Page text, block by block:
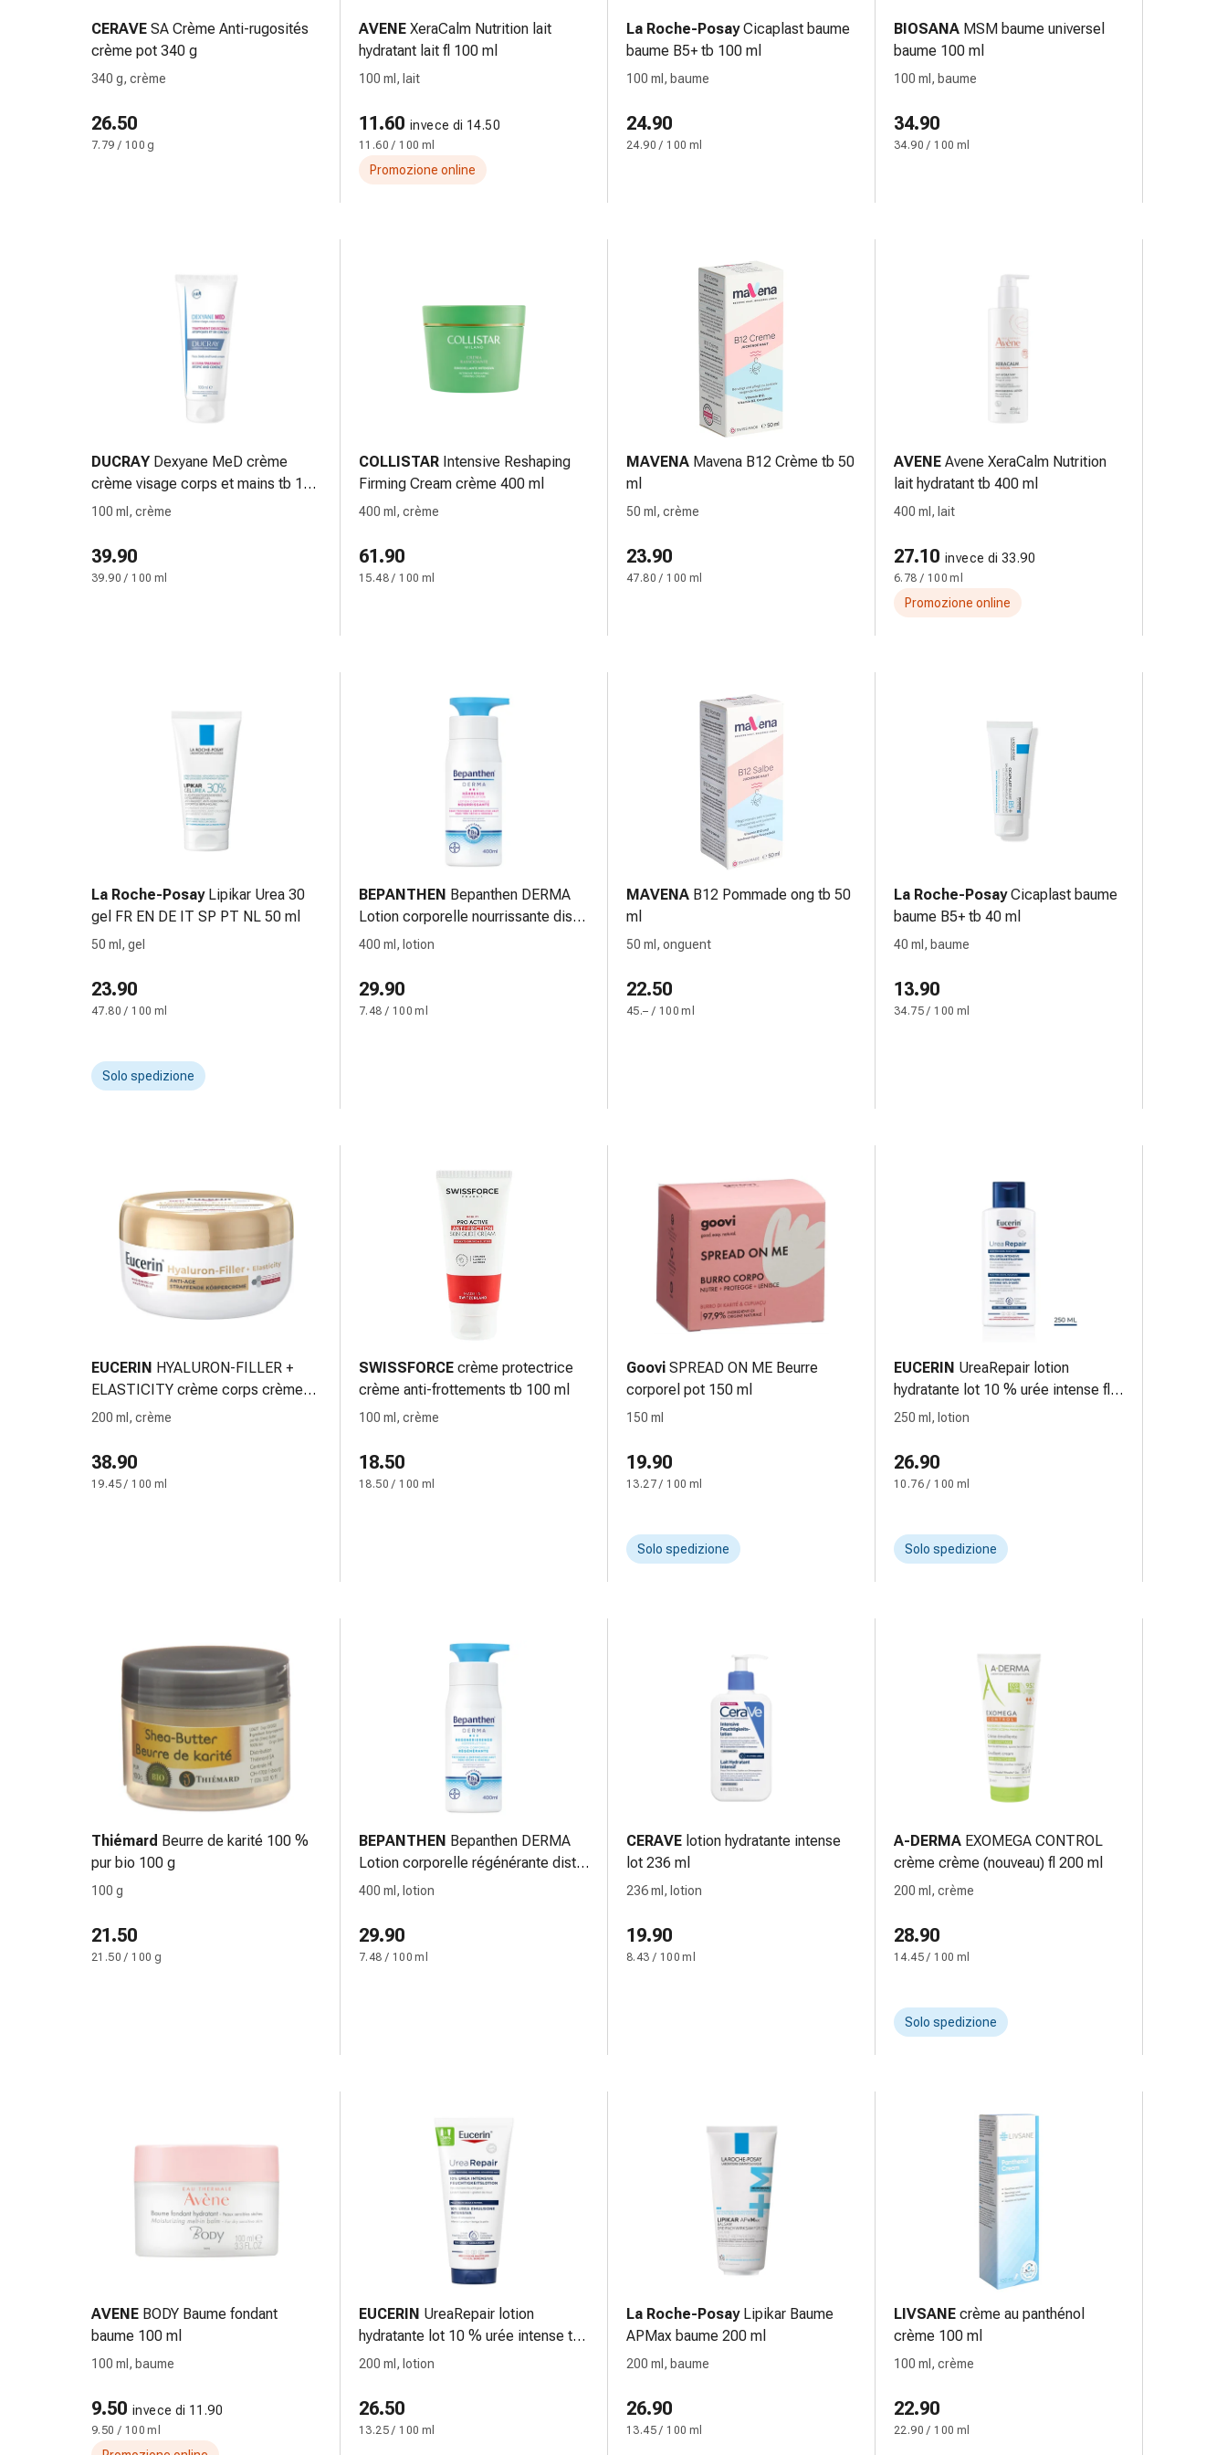
elastiche
Compresse
Medicazioni
le
dita
Medicazioni
reti
tubolari
di
Ustioni
e
Trattamento
per
ferite
Strisce
adesivi
per
delle
ferite
Tamponi
medicali
Orecchie
Disturbi
delle
orecchie
Gocce
Infiammazione
degli
circolazione
Terapia
cardiaca
Calze
compressione
Disturbi
circolatori
del
fumo
Disturbi
venosi
concentrazione
Antiallergico
La
pelle
Gastrointestinale
Diarrea
Emorroidi
CERAVE SA Crème Anti-rugosités
crème pot 340 g
340 g, crème
26.50
7.79 / 100 g
AVENE XeraCalm Nutrition lait
hydratant lait fl 100 ml
100 ml, lait
11.60 invece di 14.50
11.60 / 100 ml
Promozione online
La Roche-Posay Cicaplast baume
baume B5+ tb 100 ml
100 ml, baume
24.90
24.90 / 100 ml
BIOSANA MSM baume universel
baume 100 ml
100 ml, baume
34.90
34.90 / 100 ml
DUCRAY Dexyane MeD crème
crème visage corps et mains tb 100
ml
100 ml, crème
39.90
39.90 / 100 ml
COLLISTAR Intensive Reshaping
Firming Cream crème 400 ml
400 ml, crème
61.90
15.48 / 100 ml
MAVENA Mavena B12 Crème tb 50
ml
50 ml, crème
23.90
47.80 / 100 ml
AVENE Avene XeraCalm Nutrition
lait hydratant tb 400 ml
400 ml, lait
27.10 invece di 33.90
6.78 / 100 ml
Promozione online
La Roche-Posay Lipikar Urea 30
gel FR EN DE IT SP PT NL 50 ml
50 ml, gel
23.90
47.80 / 100 ml
Solo spedizione
BEPANTHEN Bepanthen DERMA
Lotion corporelle nourrissante dist
400 ml
400 ml, lotion
29.90
7.48 / 100 ml
MAVENA B12 Pommade ong tb 50
ml
50 ml, onguent
22.50
45.– / 100 ml
La Roche-Posay Cicaplast baume
baume B5+ tb 40 ml
40 ml, baume
13.90
34.75 / 100 ml
EUCERIN HYALURON-FILLER +
ELASTICITY crème corps crème
raffermissante 200 ml
200 ml, crème
38.90
19.45 / 100 ml
SWISSFORCE crème protectrice
crème anti-frottements tb 100 ml
100 ml, crème
18.50
18.50 / 100 ml
Goovi SPREAD ON ME Beurre
corporel pot 150 ml
150 ml
19.90
13.27 / 100 ml
Solo spedizione
EUCERIN UreaRepair lotion
hydratante lot 10 % urée intense fl
250 ml
250 ml, lotion
26.90
10.76 / 100 ml
Solo spedizione
Thiémard Beurre de karité 100 %
pur bio 100 g
100 g
21.50
21.50 / 100 g
BEPANTHEN Bepanthen DERMA
Lotion corporelle régénérante dist
400 ml
400 ml, lotion
29.90
7.48 / 100 ml
CERAVE lotion hydratante intense
lot 236 ml
236 ml, lotion
19.90
8.43 / 100 ml
A-DERMA EXOMEGA CONTROL
crème crème (nouveau) fl 200 ml
200 ml, crème
28.90
14.45 / 100 ml
Solo spedizione
AVENE BODY Baume fondant
baume 100 ml
100 ml, baume
9.50 invece di 11.90
9.50 / 100 ml
EUCERIN UreaRepair lotion
hydratante lot 10 % urée intense tb
200 ml
200 ml, lotion
26.50
13.25 / 100 ml
La Roche-Posay Lipikar Baume
APMax baume 200 ml
200 ml, baume
26.90
13.45 / 100 ml
LIVSANE crème au panthénol
crème 100 ml
100 ml, crème
22.90
22.90 / 100 ml